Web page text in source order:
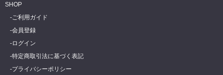
SHOP
ご利用ガイド
会員登録
ログイン
特定商取引法に基づく表記
プライバシーポリシー